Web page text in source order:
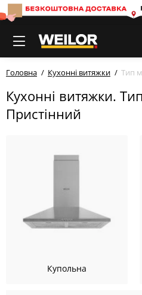
Головна Кухонні витяжки Тип
Кухонні витяжки.
Пристінний
Купольна